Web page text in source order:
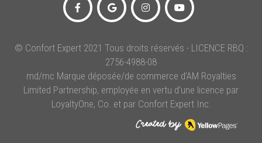
© Confort Expert 2021 Tous droits réservés - LICENCE RBQ :
2756-4988-08
md/mc Marque déposée/de commerce d’AM Royalties
Limited Partnership, employée en vertu d’une licence par
LoyaltyOne, Co. et par Confort Expert Inc.